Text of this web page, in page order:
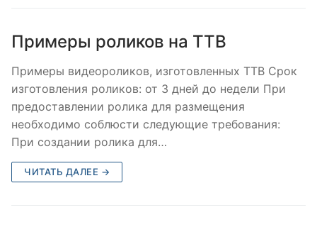
Примеры роликов на ТТВ
Примеры видеороликов, изготовленных ТТВ Срок
изготовления роликов: от 3 дней до недели При
предоставлении ролика для размещения
необходимо соблюсти следующие требования:
При создании ролика для…
ЧИТАТЬ ДАЛЕЕ →